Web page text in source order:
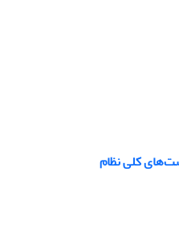
کلی نظام